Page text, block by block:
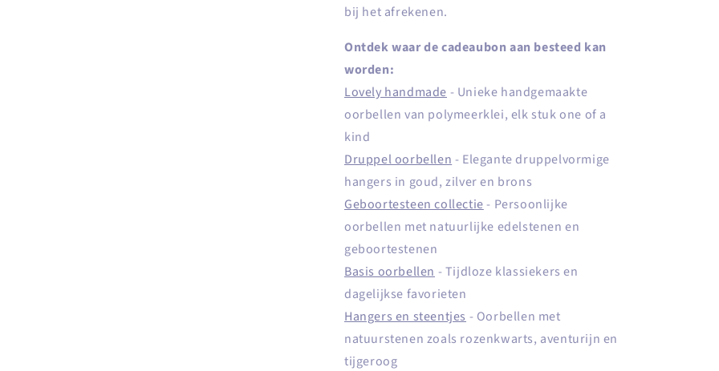
bij het afrekenen.
Ontdek waar de cadeaubon aan besteed kan
worden:
Lovely handmade - Unieke handgemaakte
oorbellen van polymeerklei, elk stuk one of a
kind
Druppel oorbellen - Elegante druppelvormige
hangers in goud, zilver en brons
Geboortesteen collectie - Persoonlijke
oorbellen met natuurlijke edelstenen en
geboortestenen
Basis oorbellen - Tijdloze klassiekers en
dagelijkse favorieten
Hangers en steentjes - Oorbellen met
natuurstenen zoals rozenkwarts, aventurijn en
tijgeroog